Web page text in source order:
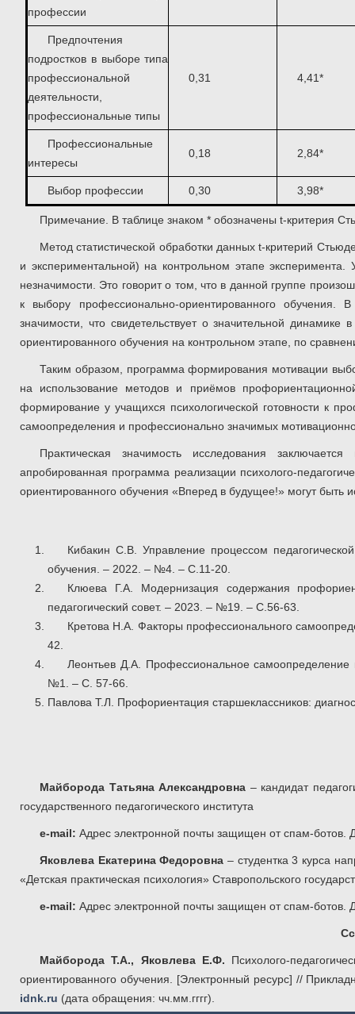
профессии
Предпочтения
подростков в выборе типа
профессиональной
деятельности,
профессиональные типы
0,31 4,41*
Профессиональные
интересы
0,18 2,84*
Выбор профессии 0,30 3,98*
Примечание. В таблице знаком * обозначены t-критерия
Метод статистической обработки данных t-критерий
и экспериментальной) на контрольном этапе
незначимости. Это говорит о том, что в данной группе
к выбору профессионально-ориентированного
значимости, что свидетельствует о значительной
ориентированного обучения на контрольном этапе, по
Таким образом, программа формирования мотивации
на использование методов и приёмов
формирование у учащихся психологической готовности к
самоопределения и профессионально значимых
Практическая значимость исследования
апробированная программа реализации психолого-
ориентированного обучения «Вперед в будущее!» могут быть
Кибакин С.В. Управление процессом
обучения. – 2022. – №4. – С.11-20.
Клюева Г.А. Модернизация содержания
педагогический совет. – 2023. – №19. – С.56-63.
Кретова Н.А. Факторы профессионального
42.
Леонтьев Д.А. Профессиональное
№1. – С. 57-66.
Павлова Т.Л. Профориентация старшеклассников:
Майборода Татьяна Александровна – кандидат
государственного педагогического института
e-mail: Адрес электронной почты защищен от спам-ботов.
Яковлева Екатерина Федоровна – студентка 3 курса
«Детская практическая психология» Ставропольского
e-mail: Адрес электронной почты защищен от спам-ботов.
Майборода Т.А., Яковлева Е.Ф. Психолого-
ориентированного обучения. [Электронный ресурс] //
idnk.ru (дата обращения: чч.мм.гггг).